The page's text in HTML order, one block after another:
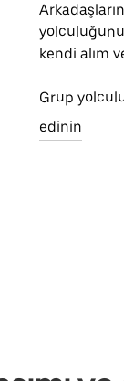
kendi alım
Grup
edinin